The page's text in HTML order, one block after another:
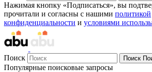
Нажимая кнопку «Подписаться», вы
прочитали и согласны с нашими политикой
конфиденциальности и условиями
Поиск Поиск
Популярные поисковые запросы